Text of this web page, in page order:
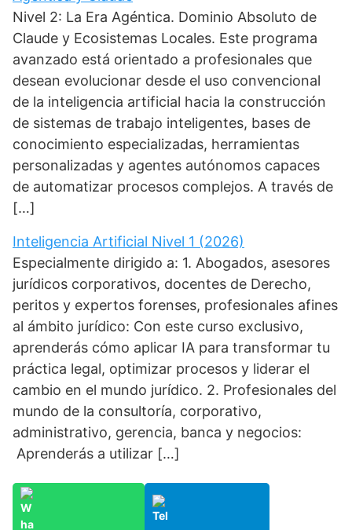
Nivel 2: La Era Agéntica. Dominio Absoluto de
Claude y Ecosistemas Locales. Este programa
avanzado está orientado a profesionales que
desean evolucionar desde el uso convencional
de la inteligencia artificial hacia la construcción
de sistemas de trabajo inteligentes, bases de
conocimiento especializadas, herramientas
personalizadas y agentes autónomos capaces
de automatizar procesos complejos. A través de
[…]
Inteligencia Artificial Nivel 1 (2026)
Especialmente dirigido a: 1. Abogados, asesores
jurídicos corporativos, docentes de Derecho,
peritos y expertos forenses, profesionales afines
al ámbito jurídico: Con este curso exclusivo,
aprenderás cómo aplicar IA para transformar tu
práctica legal, optimizar procesos y liderar el
cambio en el mundo jurídico. 2. Profesionales del
mundo de la consultoría, corporativo,
administrativo, gerencia, banca y negocios:
Aprenderás a utilizar […]